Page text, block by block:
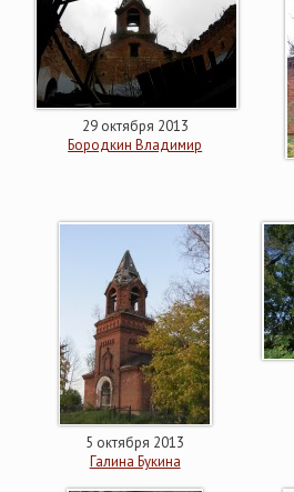
29 октября 2013
Бородкин Владимир
5 октября 2013
Галина Букина